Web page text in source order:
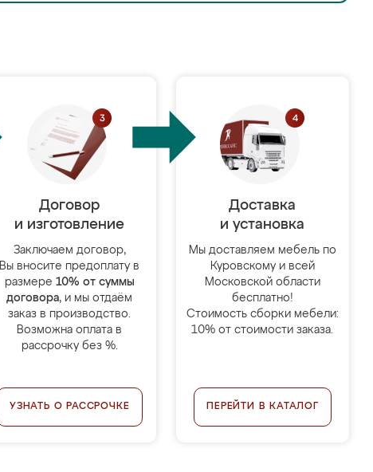
Договор
и изготовление
Заключаем договор,
Вы вносите предоплату в
размере 10% от суммы
договора, и мы отдаём
заказ в производство.
Возможна оплата в
рассрочку без %.
УЗНАТЬ О РАССРОЧКЕ
Доставка
и установка
Мы доставляем мебель по
Куровскому и всей
Московской области
бесплатно!
Стоимость сборки мебели:
10% от стоимости заказа.
ПЕРЕЙТИ В КАТАЛОГ